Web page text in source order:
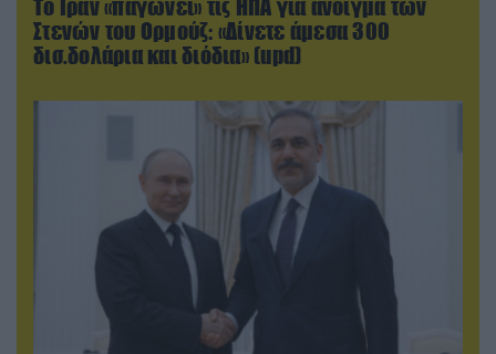
Το Ιράν «παγώνει» τις ΗΠΑ για άνοιγμα των
Στενών του Ορμούζ: «Δίνετε άμεσα 300
δισ.δολάρια και διόδια» (upd)